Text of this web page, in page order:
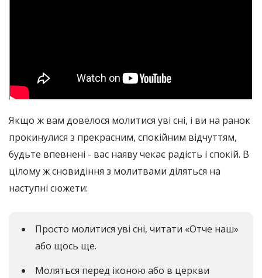
Якщо ж вам довелося молитися уві сні, і ви на ранок
прокинулися з прекрасним, спокійним відчуттям,
будьте впевнені - вас наяву чекає радість і спокій. В
цілому ж сновидіння з молитвами діляться на
наступні сюжети:
Просто молитися уві сні, читати «Отче наш»
або щось ще.
Моляться перед іконою або в церкви